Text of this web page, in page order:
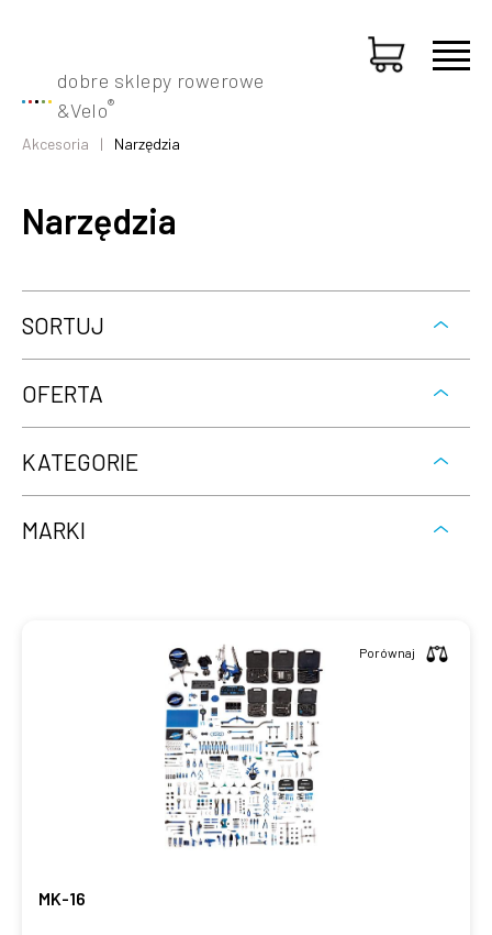
dobre sklepy rowerowe
&Velo®
Akcesoria Narzędzia
Narzędzia
SORTUJ
OFERTA
KATEGORIE
MARKI
MK-16
Porównaj